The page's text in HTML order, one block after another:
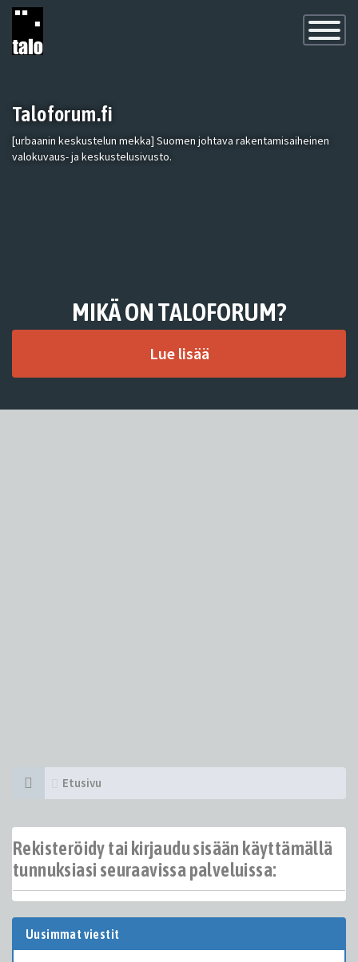
Toggle
Taloforum.fi
[urbaanin keskustelun mekka] Suomen johtava rakentamisaiheinen
valokuvaus- ja keskustelusivusto.
MIKÄ ON TALOFORUM?
Lue lisää
Etusivu
Rekisteröidy tai kirjaudu sisään käyttämällä
tunnuksiasi seuraavissa palveluissa:
Uusimmat viestit